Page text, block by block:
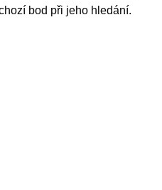
bod při jeho hledání.